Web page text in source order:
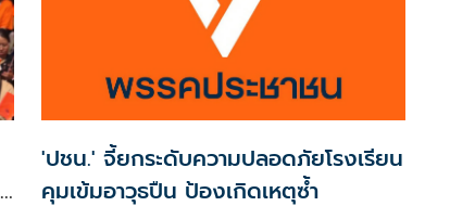
'ปชน.' จี้ยกระดับความปลอดภัยโรงเรียน
คุมเข้มอาวุธปืน ป้องเกิดเหตุซ้ำ